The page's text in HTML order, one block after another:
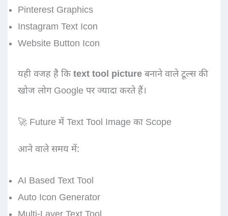
Pinterest Graphics
Instagram Text Icon
Website Button Icon
यही वजह है कि text tool picture बनाने वाले टूल्स की
खोज लोग Google पर ज्यादा करते हैं।
🚀 Future में Text Tool Image का Scope
आने वाले समय में:
AI Based Text Tool
Auto Icon Generator